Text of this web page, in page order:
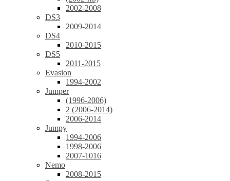
2002-2008
DS3
2009-2014
DS4
2010-2015
DS5
2011-2015
Evasion
1994-2002
Jumper
(1996-2006)
2 (2006-2014)
2006-2014
Jumpy
1994-2006
1998-2006
2007-1016
Nemo
2008-2015